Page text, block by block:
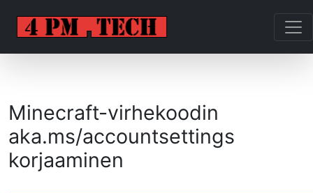
Minecraft-virhekoodin
aka.ms/accountsettings
korjaaminen